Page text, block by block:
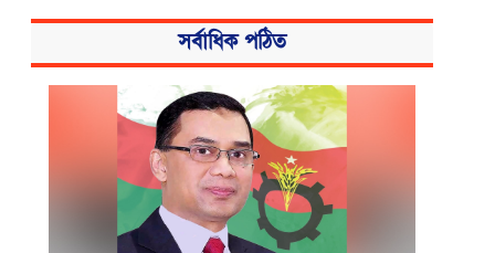
সর্বাধিক পঠিত